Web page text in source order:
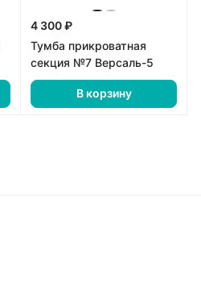
4 300 ₽
Тумба прикроватная
секция №7 Версаль-5
В корзину